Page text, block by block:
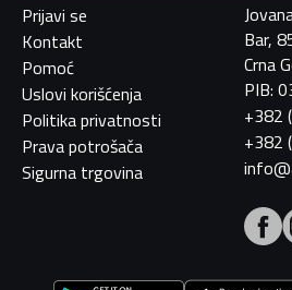
Prijavi se
Kontakt
Pomoć
Uslovi korišćenja
Politika privatnosti
Prava potrošača
Sigurna trgovina
Bar,
Crna
PIB:
+382
+382